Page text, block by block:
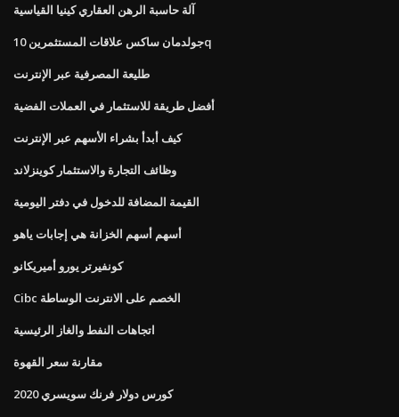
آلة حاسبة الرهن العقاري كينيا القياسية
جولدمان ساكس علاقات المستثمرين 10q
طليعة المصرفية عبر الإنترنت
أفضل طريقة للاستثمار في العملات الفضية
كيف أبدأ بشراء الأسهم عبر الإنترنت
وظائف التجارة والاستثمار كوينزلاند
القيمة المضافة للدخول في دفتر اليومية
أسهم أسهم الخزانة هي إجابات ياهو
كونفيرتر يورو أميريكانو
Cibc الخصم على الانترنت الوساطة
اتجاهات النفط والغاز الرئيسية
مقارنة سعر القهوة
كورس دولار فرنك سويسري 2020